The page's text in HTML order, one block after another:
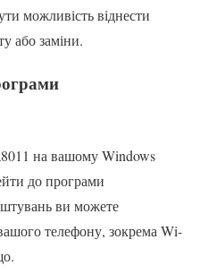
можливість віднести
або заміни.
на вашому Windows
до програми
ви можете
телефону, зокрема Wi-